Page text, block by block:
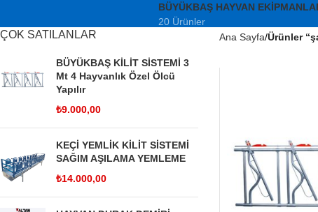
BÜYÜKBAŞ HAYVAN
20 Ürünler
ÇOK SATILANLAR
BÜYÜKBAŞ KİLİT SİSTEMİ 3
Mt 4 Hayvanlık Özel Ölcü
Yapılır
₺9.000,00
KEÇİ YEMLİK KİLİT SİSTEMİ
SAĞIM AŞILAMA YEMLEME
₺14.000,00
Ana Sayfa Ürünler